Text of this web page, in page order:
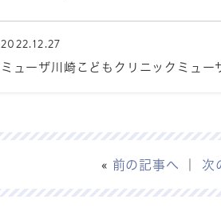
2022.12.27
ミューザ川崎こどもクリニックミュー
« 前の記事へ 次